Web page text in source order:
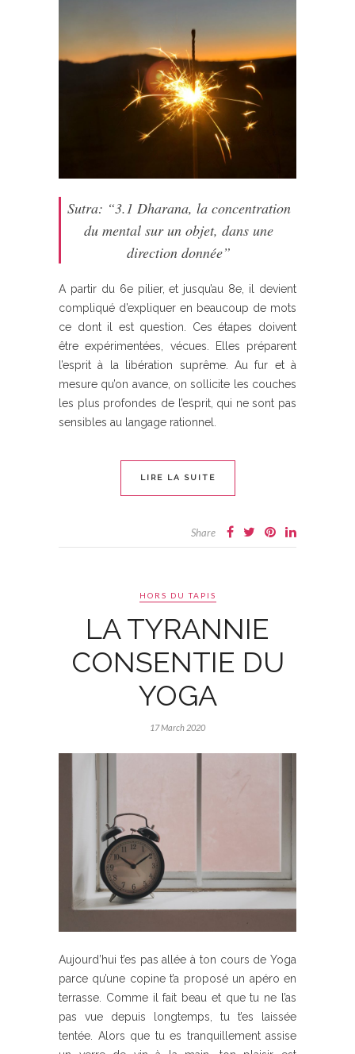
Sutra: “3.1 Dharana, la concentration
du mental sur un objet, dans une
direction donnée”
A partir du 6e pilier, et jusqu’au 8e, il devient
compliqué d’expliquer en beaucoup de mots
ce dont il est question. Ces étapes doivent
être expérimentées, vécues. Elles préparent
l’esprit à la libération suprême. Au fur et à
mesure qu’on avance, on sollicite les couches
les plus profondes de l’esprit, qui ne sont pas
sensibles au langage rationnel.
LIRE LA SUITE
Share
HORS DU TAPIS
LA TYRANNIE
CONSENTIE DU
YOGA
17 March 2020
Aujourd’hui t’es pas allée à ton cours de Yoga
parce qu’une copine t’a proposé un apéro en
terrasse. Comme il fait beau et que tu ne l’as
pas vue depuis longtemps, tu t’es laissée
tentée. Alors que tu es tranquillement assise